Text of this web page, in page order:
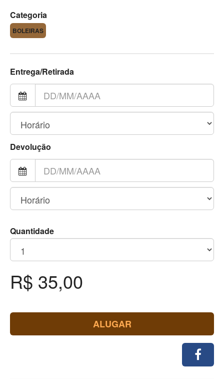
Categoria
BOLEIRAS
Entrega/Retirada
Devolução
Quantidade
R$ 35,00
ALUGAR